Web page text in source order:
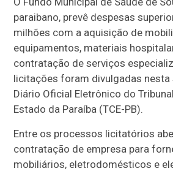
paraibano, prevê despesas
milhões com a aquisição de
equipamentos, materiais
contratação de serviços
licitações foram divulgadas nesta
Diário Oficial Eletrônico do
Estado da Paraíba (TCE-PB).
Entre os processos licitatórios
contratação de empresa para
mobiliários, eletrodomésticos e